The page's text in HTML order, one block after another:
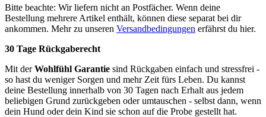
Bitte beachte: Wir liefern nicht an Postfächer. Wenn deine
Bestellung mehrere Artikel enthält, können diese separat bei dir
ankommen. Mehr zu unseren Versandbedingungen erfährst du hier.
30 Tage Rückgaberecht
Mit derWohlfühl Garantie sind Rückgaben einfach und stressfrei -
so hast du weniger Sorgen und mehr Zeit fürs Leben. Du kannst
deine Bestellung innerhalb von 30 Tagen nach Erhalt aus jedem
beliebigen Grund zurückgeben oder umtauschen - selbst dann, wenn
dein Hund oder dein Kind sie schon auf die Probe gestellt hat.